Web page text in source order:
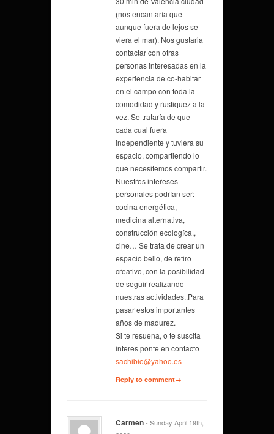
(nos encantaría que
aunque fuera de lejos se
viera el mar). Nos gustaria
contactar con otras
personas interesadas en la
experiencia de co-habitar
en el campo con toda la
comodidad y rustiquez a la
vez. Se trataría de que
cada cual fuera
independiente y tuviera su
espacio, compartiendo lo
que necesitemos compartir.
Nuestros intereses
personales podrían ser:
cocina energética,
medicina alternativa,
construcción ecologíca,,
cine… Se trata de crear un
espacio bello, de retiro
creativo, con la posibilidad
de seguir realizando
nuestras actividades..Para
pasar estos importantes
años de madurez.
Si te resuena, o te suscita
interes ponte en contacto
sachibio@yahoo.es
Reply to comment→
Carmen- Sunday April 19th,